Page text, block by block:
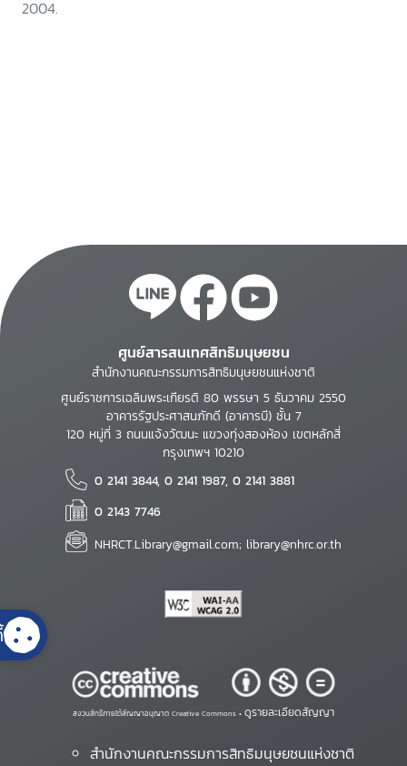
2004.
ศูนย์สารสนเทศสิทธิมนุษยชน
สำนักงานคณะกรรมการสิทธิมนุษยชนแห่งชาติ
ศูนย์ราชการเฉลิมพระเกียรติ 80 พรรษา 5 ธันวาคม 2550
อาคารรัฐประศาสนภักดี (อาคารบี) ชั้น 7
120 หมู่ที่ 3 ถนนแจ้งวัฒนะ แขวงทุ่งสองห้อง เขตหลักสี่
กรุงเทพฯ 10210
0 2141 3844, 0 2141 1987, 0 2141 3881
0 2143 7746
NHRCT.Library@gmail.com; library@nhrc.or.th
สงวนสิทธิ์ภายใต้สัญญาอนุญาต Creative Commons • ดูรายละเอียดสัญญา
สำนักงานคณะกรรมการสิทธิมนุษยชนแห่งชาติ